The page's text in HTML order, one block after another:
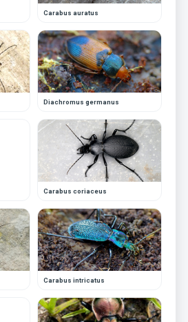
Carabus auratus
Diachromus germanus
Carabus coriaceus
Carabus intricatus